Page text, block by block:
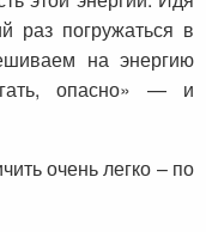
раз погружаться в
на энергию
опасно» — и
очень легко – по